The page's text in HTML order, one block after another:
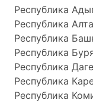
Республика
Республика
Республика
Республика
Республика
Республика
Республика